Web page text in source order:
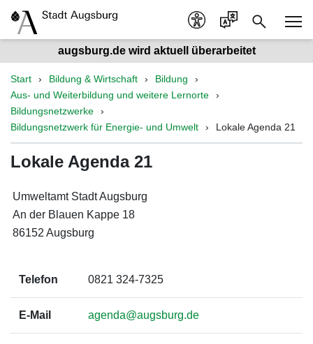
augsburg.de wird aktuell überarbeitet
Start Bildung & Wirtschaft
Bildung
Aus- und Weiterbildung und weitere Lernorte
Bildungsnetzwerke
Bildungsnetzwerk für Energie- und Umwelt
Lokale Agenda 21
Lokale Agenda 21
Umweltamt Stadt Augsburg
An der Blauen Kappe 18
86152 Augsburg
Telefon 0821 324-7325
E-Mail agenda@augsburg.de